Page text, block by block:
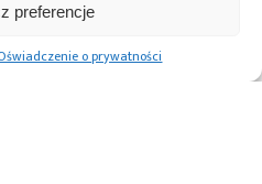
preferencje
o prywatności
–
Automatyzacja
magazynu
komponentów –